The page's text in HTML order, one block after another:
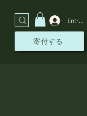
Entrar
寄付する